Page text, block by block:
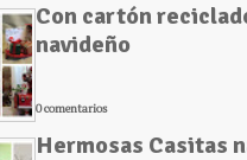
Con cartón
navideño
0 comentarios
Hermosas Casitas